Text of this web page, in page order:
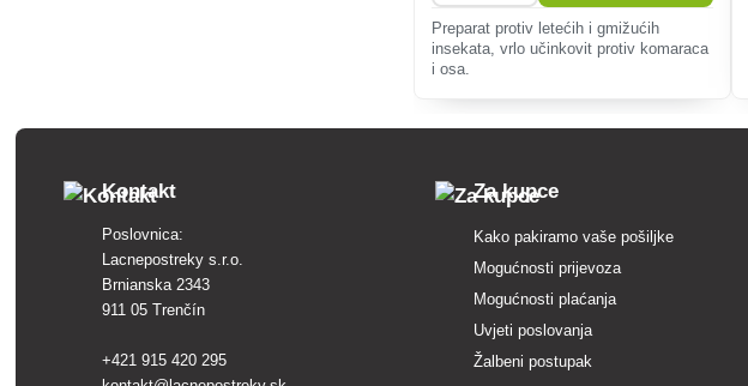
Preparat protiv letećih i gmižućih
insekata, vrlo učinkovit protiv komaraca
i osa.
Kontakt
Poslovnica:
Lacnepostreky s.r.o.
Brnianska 2343
911 05 Trenčín
+421 915 420 295
Za kupce
Kako pakiramo vaše pošiljke
Mogućnosti prijevoza
Mogućnosti plaćanja
Uvjeti poslovanja
Žalbeni postupak